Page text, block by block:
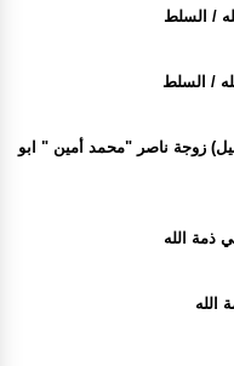
/ السلط
/ السلط
زوجة ناصر "محمد أمين " ابو
ذمة الله
الله